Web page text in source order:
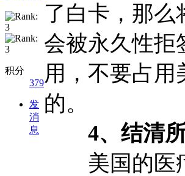
积分
379
发
消
息
了白卡，那么
会被永久性拒
用，不要占
的。
4、结清所
美国的医疗